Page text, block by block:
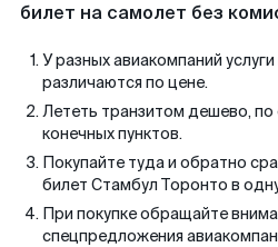
билет на самолет без
У разных авиакомпаний
различаются по цене.
Лететь транзитом дешево,
конечных пунктов.
Покупайте туда и обратно
билет Стамбул Торонто в
При покупке обращайте
спецпредложения